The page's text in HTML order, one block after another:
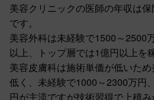
美容クリニックの医師の年収は
です。
美容外科は未経験で1500～2500
以上、トップ層では1億円以上を
美容皮膚科は施術単価が低いた
低く、未経験で1000～2300万円
円が主流ですが技術習得で上積み